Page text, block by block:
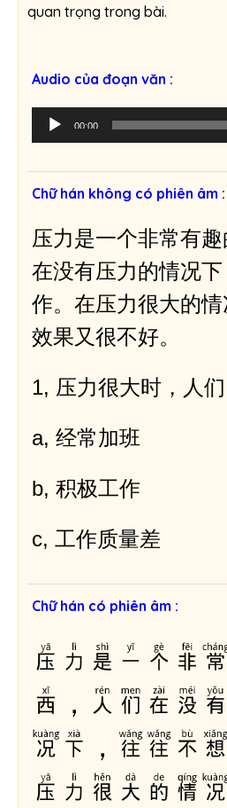
quan trọng trong bài.
Audio của đoạn văn :
h
h
á
â
m
t
a
h
00:00
Chữ hán không có phiên âm :
压力是一个非常有
在没有压力的情况
作。在压力很大的
效果又很不好。
1, 压力很大时，人们
a, 经常加班
b, 积极工作
c, 工作质量差
Chữ hán có phiên âm :
压力是一个非
西，人们在没
况下，往往不
压力很大的情